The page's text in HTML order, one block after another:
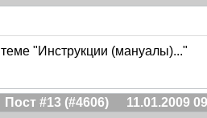
"Инструкции (мануалы)..."
Пост #13 (#4606)
11.01.2009